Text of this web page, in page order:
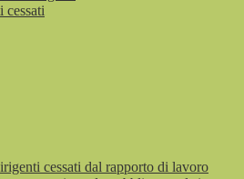
cessati
cessati dal rapporto di lavoro